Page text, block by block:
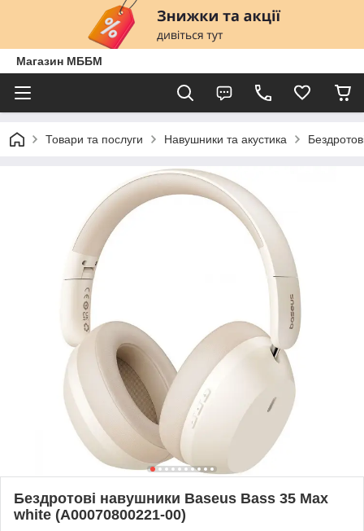
Магазин МББМ
Товари та послуги Навушники та акустика
Бездротові навушники Baseus Bass 35 Max
white (A00070800221-00)